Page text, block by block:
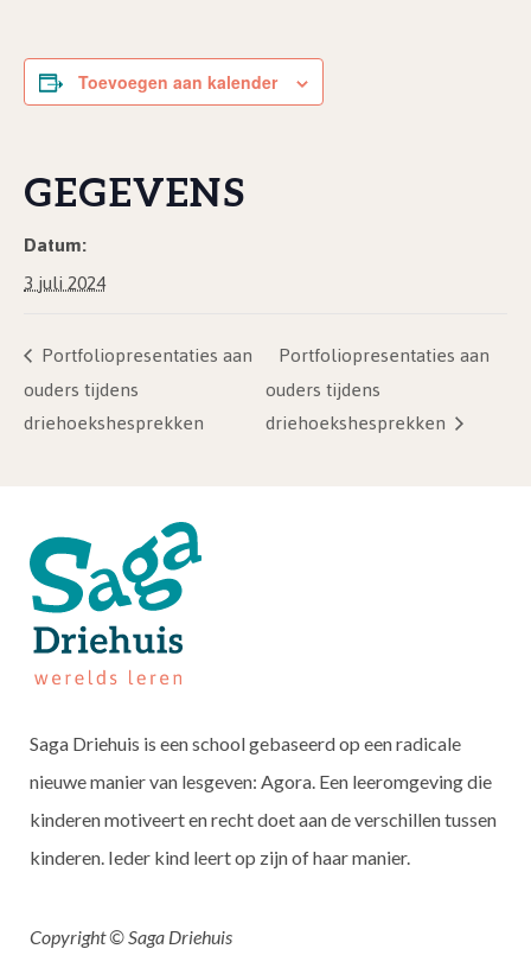
Toevoegen aan kalender
GEGEVENS
Datum:
3 juli 2024
Portfoliopresentaties aan
ouders tijdens
driehoekshesprekken
Portfoliopresentaties aan
ouders tijdens
driehoekshesprekken
Saga Driehuis is een school gebaseerd op een radicale
nieuwe manier van lesgeven: Agora. Een leeromgeving die
kinderen motiveert en recht doet aan de verschillen tussen
kinderen. Ieder kind leert op zijn of haar manier.
Copyright © Saga Driehuis